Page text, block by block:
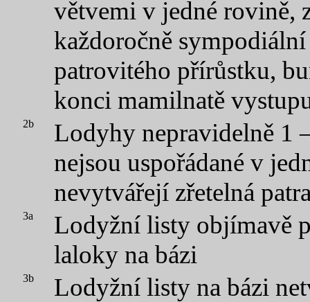
větvemi v jedné rovině,
každoročně
patrovitého přírůstku,
konci mamilnatě
2b
Lodyhy nepravidelně 1
nejsou uspořádané v
nevytvářejí zřetelná
3a
Lodyžní listy objímavě
laloky na bázi
3b Lodyžní listy na bázi